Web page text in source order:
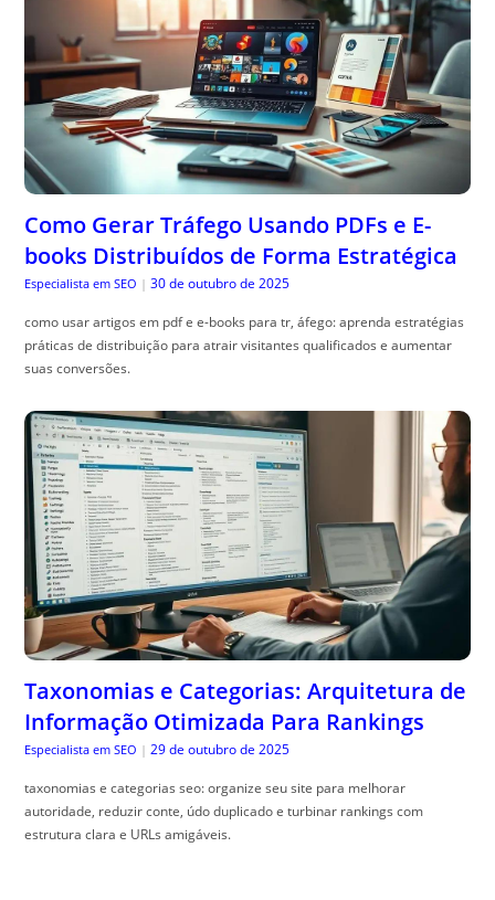
Como Gerar Tráfego Usando PDFs e E-
books Distribuídos de Forma Estratégica
Especialista em SEO | 30 de outubro de 2025
como usar artigos em pdf e e-books para tr, áfego: aprenda estratégias
práticas de distribuição para atrair visitantes qualificados e aumentar
suas conversões.
Taxonomias e Categorias: Arquitetura de
Informação Otimizada Para Rankings
Especialista em SEO | 29 de outubro de 2025
taxonomias e categorias seo: organize seu site para melhorar
autoridade, reduzir conte, údo duplicado e turbinar rankings com
estrutura clara e URLs amigáveis.